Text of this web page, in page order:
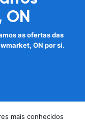
ON
as ofertas das
ON por si.
mais conhecidos